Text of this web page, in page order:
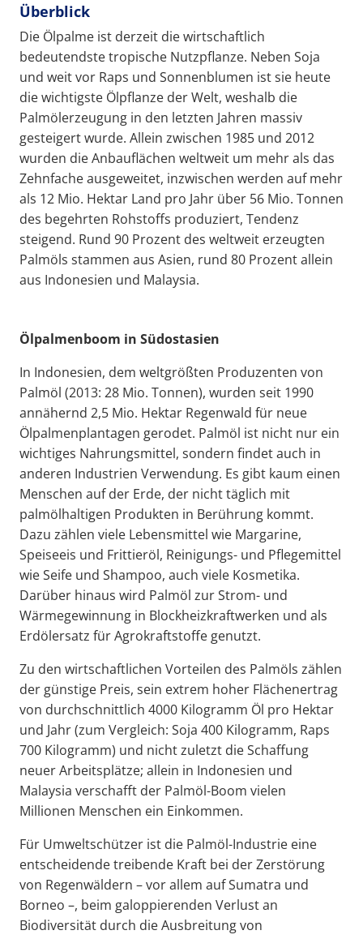
Überblick
Die Ölpalme ist derzeit die wirtschaftlich
bedeutendste tropische Nutzpflanze. Neben Soja
und weit vor Raps und Sonnenblumen ist sie heute
die wichtigste Ölpflanze der Welt, weshalb die
Palmölerzeugung in den letzten Jahren massiv
gesteigert wurde. Allein zwischen 1985 und 2012
wurden die Anbauflächen weltweit um mehr als das
Zehnfache ausgeweitet, inzwischen werden auf mehr
als 12 Mio. Hektar Land pro Jahr über 56 Mio. Tonnen
des begehrten Rohstoffs produziert, Tendenz
steigend. Rund 90 Prozent des weltweit erzeugten
Palmöls stammen aus Asien, rund 80 Prozent allein
aus Indonesien und Malaysia.
Ölpalmenboom in Südostasien
In Indonesien, dem weltgrößten Produzenten von
Palmöl (2013: 28 Mio. Tonnen), wurden seit 1990
annähernd 2,5 Mio. Hektar Regenwald für neue
Ölpalmenplantagen gerodet. Palmöl ist nicht nur ein
wichtiges Nahrungsmittel, sondern findet auch in
anderen Industrien Verwendung. Es gibt kaum einen
Menschen auf der Erde, der nicht täglich mit
palmölhaltigen Produkten in Berührung kommt.
Dazu zählen viele Lebensmittel wie Margarine,
Speiseeis und Frittieröl, Reinigungs- und Pflegemittel
wie Seife und Shampoo, auch viele Kosmetika.
Darüber hinaus wird Palmöl zur Strom- und
Wärmegewinnung in Blockheizkraftwerken und als
Erdölersatz für Agrokraftstoffe genutzt.
Zu den wirtschaftlichen Vorteilen des Palmöls zählen
der günstige Preis, sein extrem hoher Flächenertrag
von durchschnittlich 4000 Kilogramm Öl pro Hektar
und Jahr (zum Vergleich: Soja 400 Kilogramm, Raps
700 Kilogramm) und nicht zuletzt die Schaffung
neuer Arbeitsplätze; allein in Indonesien und
Malaysia verschafft der Palmöl-Boom vielen
Millionen Menschen ein Einkommen.
Für Umweltschützer ist die Palmöl-Industrie eine
entscheidende treibende Kraft bei der Zerstörung
von Regenwäldern – vor allem auf Sumatra und
Borneo –, beim galoppierenden Verlust an
Biodiversität durch die Ausbreitung von